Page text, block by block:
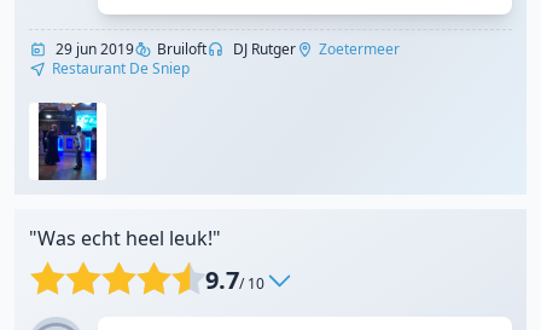
29 jun 2019 Bruiloft DJ Rutger
Zoetermeer
Restaurant De Sniep
"Was echt heel leuk!"
9.7/ 10